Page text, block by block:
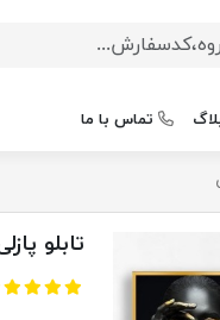
تماس با ما
تابلو پازلی 3 تکه